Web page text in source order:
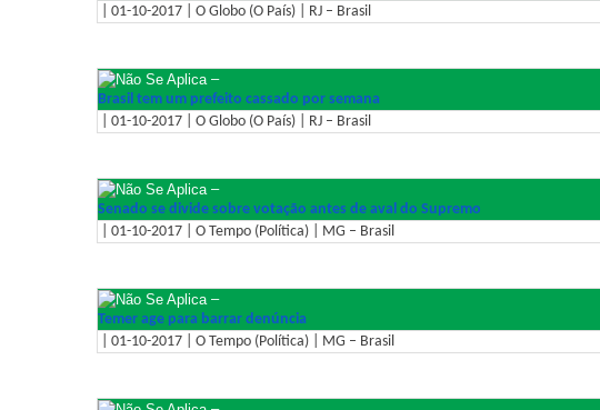
| 01-10-2017 | O Globo (O País) | RJ – Brasil
–
Brasil tem um prefeito cassado por semana
| 01-10-2017 | O Globo (O País) | RJ – Brasil
–
Senado se divide sobre votação antes de aval do Supremo
| 01-10-2017 | O Tempo (Política) | MG – Brasil
–
Temer age para barrar denúncia
| 01-10-2017 | O Tempo (Política) | MG – Brasil